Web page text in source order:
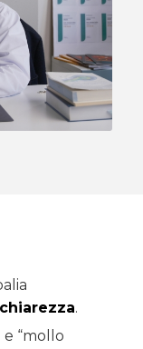
.
“mollo